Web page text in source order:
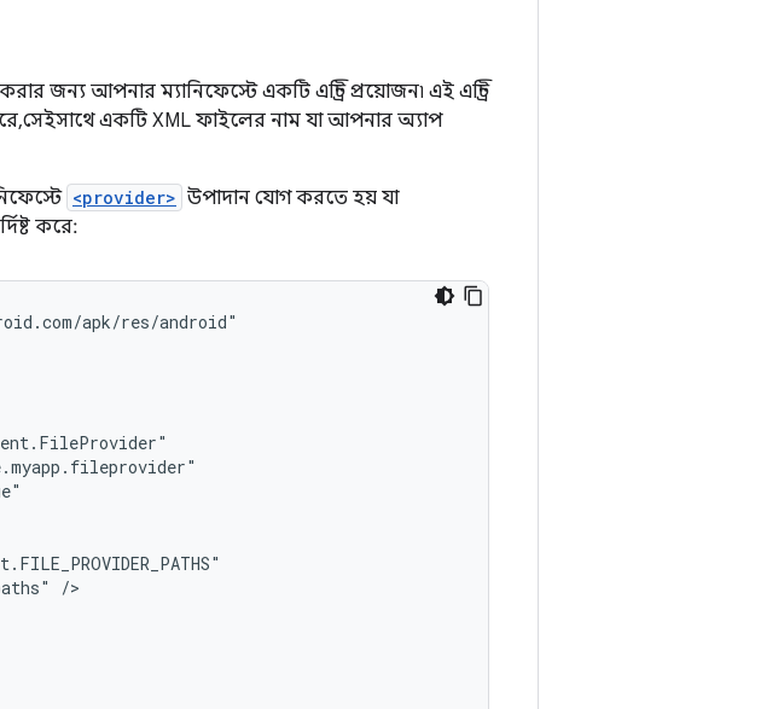
জন্য আপনার ম্যানিফেস্টে একটি এন্ট্রি প্রয়োজন৷ এই এন্ট্রি
সেইসাথে একটি XML ফাইলের নাম যা আপনার অ্যাপ
<provider> উপাদান যোগ করতে হয় যা
করে: